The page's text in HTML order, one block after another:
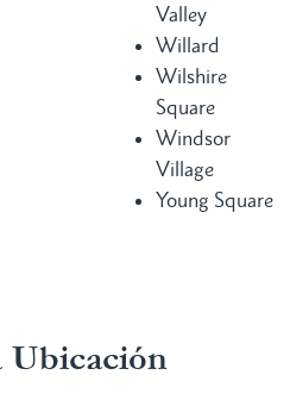
Valley
Willard
Wilshire
Square
Windsor
Village
Young Square
Ubicación